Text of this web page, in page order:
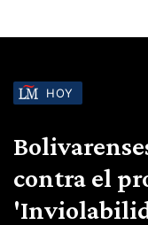
HOY
contra el